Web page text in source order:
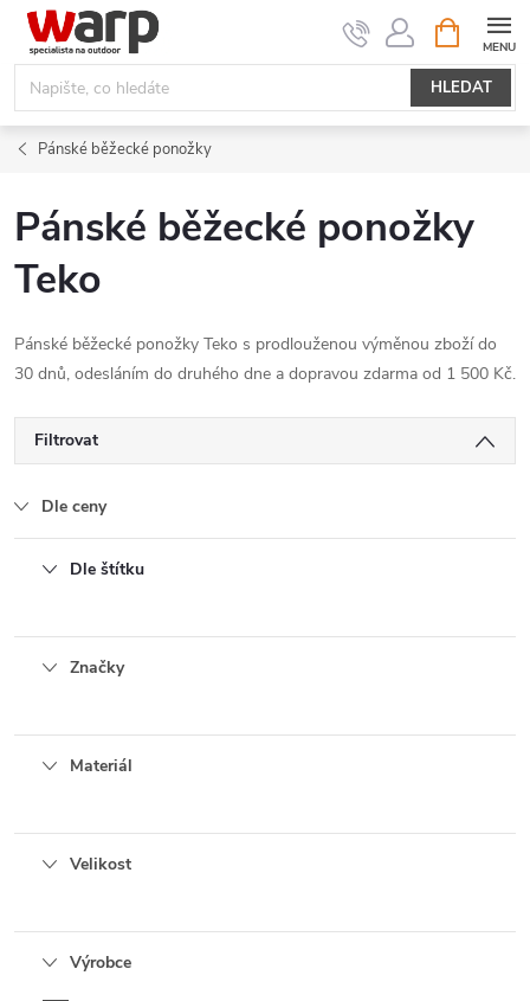
Přejít
obsah
HLEDAT
NÁKUPNÍ
KOŠÍK
Pánské běžecké ponožky
Pánské běžecké ponožky
Teko
Pánské běžecké ponožky Teko s prodlouženou výměnou zboží do
30 dnů, odesláním do druhého dne a dopravou zdarma od 1 500 Kč.
Filtrovat
Dle ceny
Dle štítku
Značky
Materiál
Velikost
Výrobce